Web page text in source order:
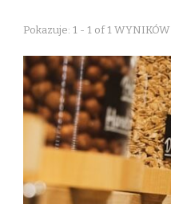
Pokazuje: 1 - 1 of 1 WYNIKÓW